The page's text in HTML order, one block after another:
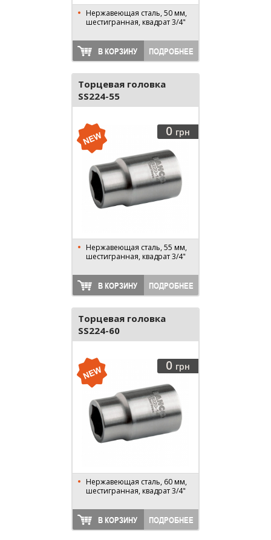
Нержавеющая сталь, 50 мм,
шестигранная, квадрат 3/4"
В КОРЗИНУ ПОДРОБНЕЕ
Торцевая головка
SS224-55
0 грн
Нержавеющая сталь, 55 мм,
шестигранная, квадрат 3/4"
В КОРЗИНУ ПОДРОБНЕЕ
Торцевая головка
SS224-60
0 грн
Нержавеющая сталь, 60 мм,
шестигранная, квадрат 3/4"
В КОРЗИНУ ПОДРОБНЕЕ